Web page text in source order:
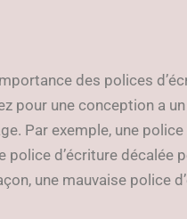
des polices
pour une conception a
Par exemple, une police
police d’écriture décalée
une mauvaise police